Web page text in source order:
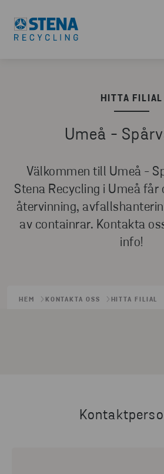
HITTA FILIAL
Umeå -
Välkommen till Umeå -
Stena Recycling i Umeå får
återvinning,
av containrar. Kontakta
info!
HEM KONTAKTA OSS HITTA FILIAL